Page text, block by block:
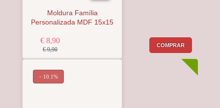
Moldura Família
Personalizada MDF 15x15
€ 8,90
€ 9,90
COMPRAR
− 10.1%